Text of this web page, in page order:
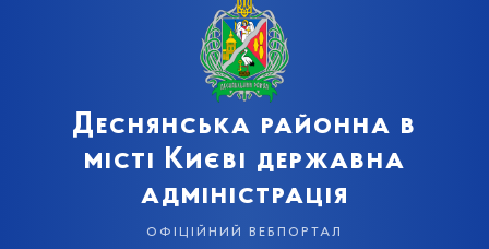
Деснянська районна в
місті Києві державна
адміністрація
офіційний вебпортал